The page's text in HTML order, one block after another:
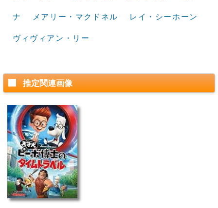
ナ メアリー・マクドネル レイ・シーホーン
ヴィヴィアン・リー
推定関連画像